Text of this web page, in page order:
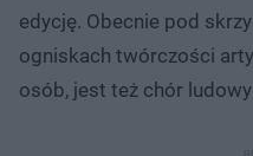
edycję. Obecnie pod
ogniskach twórczości
osób, jest też chór